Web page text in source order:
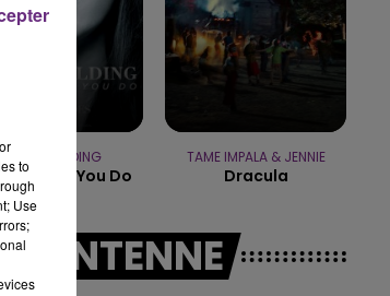
11h00 - 16h00
WEEK-END CHAMPAGNE FM
ELLIE GOULDING
Me Like You Do
TAME IMPALA & JENNIE
Dracula
to
Use